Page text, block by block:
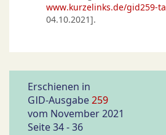
www.kurzelinks.de/gid259-ta
04.10.2021].
Erschienen in
GID-Ausgabe259
vom November 2021
Seite 34 - 36